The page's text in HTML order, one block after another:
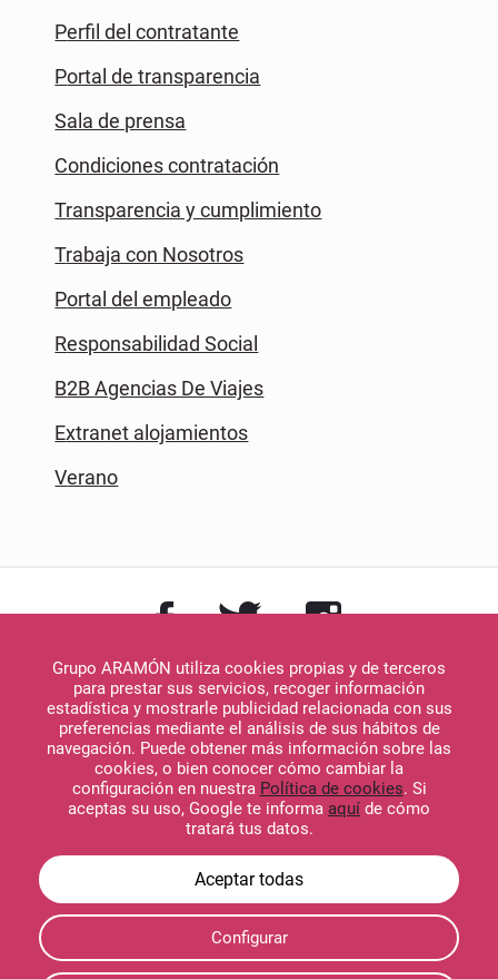
Grupo ARAMÓN utiliza cookies propias y de terceros
para prestar sus servicios, recoger información
estadística y mostrarle publicidad relacionada con sus
preferencias mediante el análisis de sus hábitos de
navegación. Puede obtener más información sobre las
cookies, o bien conocer cómo cambiar la
configuración en nuestra Política de cookies. Si
aceptas su uso, Google te informa aquí de cómo
tratará tus datos.
Configurar
Perfil del contratante
Portal de transparencia
Sala de prensa
Condiciones contratación
Transparencia y cumplimiento
Trabaja con Nosotros
Portal del empleado
Responsabilidad Social
B2B Agencias De Viajes
Extranet alojamientos
Verano
Descargar en
App Store
Descargar en
Google Play